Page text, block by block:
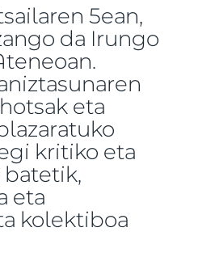
5ean,
da Irungo
eta
kritiko eta
eta
kolektiboa